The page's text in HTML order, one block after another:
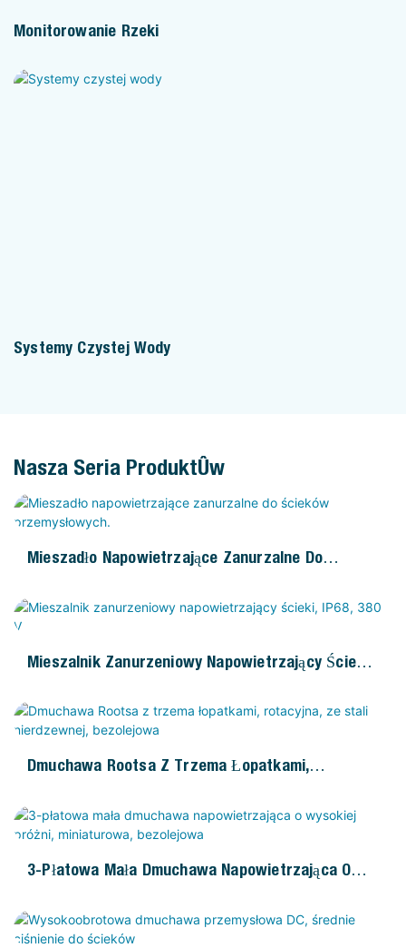
Monitorowanie Rzeki
Systemy Czystej Wody
Nasza Seria Produktów
Mieszadło Napowietrzające Zanurzalne Do
Mieszalnik Zanurzeniowy Napowietrzający Ścieki,
Dmuchawa Rootsa Z Trzema Łopatkami,
3-Płatowa Mała Dmuchawa Napowietrzająca O